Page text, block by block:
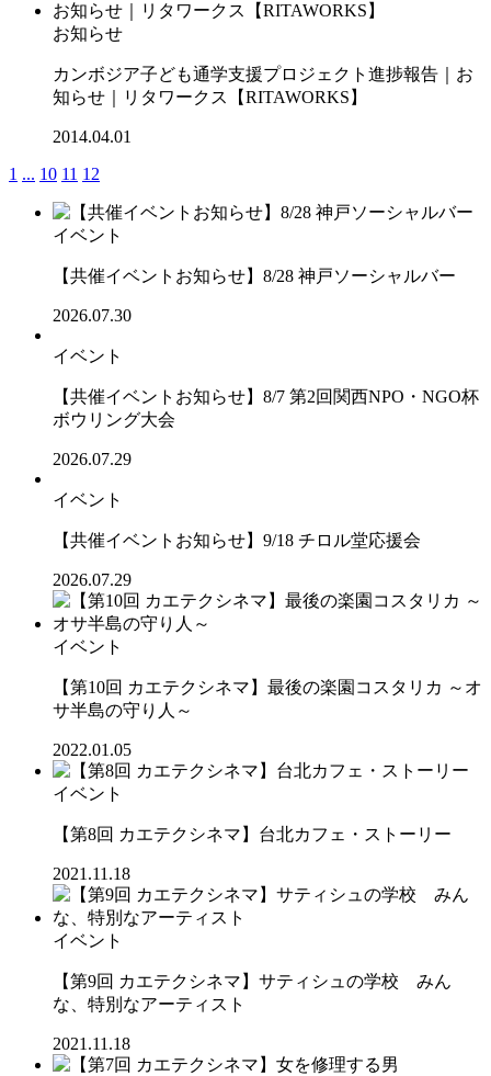
お知らせ
カンボジア子ども通学支援プロジェクト進捗報告｜お
知らせ｜リタワークス【RITAWORKS】
2014.04.01
1 ... 10 11 12
イベント
【共催イベントお知らせ】8/28 神戸ソーシャルバー
2026.07.30
イベント
【共催イベントお知らせ】8/7 第2回関西NPO・NGO杯
ボウリング大会
2026.07.29
イベント
【共催イベントお知らせ】9/18 チロル堂応援会
2026.07.29
イベント
【第10回 カエテクシネマ】最後の楽園コスタリカ ～オ
サ半島の守り人～
2022.01.05
イベント
【第8回 カエテクシネマ】台北カフェ・ストーリー
2021.11.18
イベント
【第9回 カエテクシネマ】サティシュの学校 みん
な、特別なアーティスト
2021.11.18